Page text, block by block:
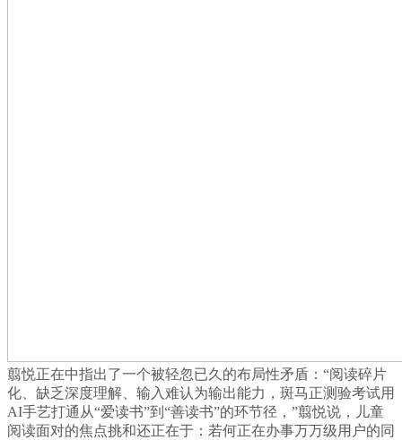
翦悦正在中指出了一个被轻忽已久的布局性矛盾：“阅读碎片
化、缺乏深度理解、输入难认为输出能力，斑马正测验考试用
AI手艺打通从“爱读书”到“善读书”的环节径，”翦悦说，儿童
阅读面对的焦点挑和还正在于：若何正在办事万万级用户的同